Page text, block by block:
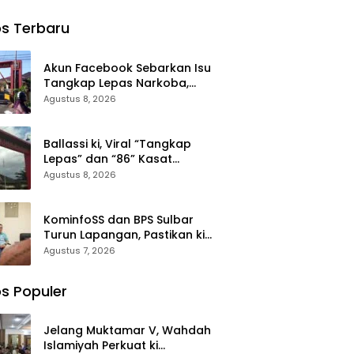
Saloleyang,
Nyata di
Tengah
Musim
Keamanan
Negeri
Terbaru
Akun Facebook Sebarkan Isu
Tangkap Lepas Narkoba,
Kasat Narkoba Polres Takalar:
Agustus 8, 2026
Ballassi ki, Viral “Tangkap
Lepas” dan “86” Kasat
Narkoba Polres Takalar Sebut
Agustus 8, 2026
KominfoSS dan BPS Sulbar
Turun Lapangan, Pastikan ki
Sensus Ekonomi 2026 Berjalan
Agustus 7, 2026
Populer
Jelang Muktamar V, Wahdah
Islamiyah Perkuat ki